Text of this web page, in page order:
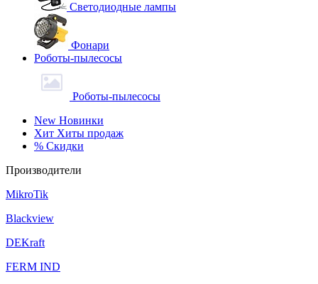
Светодиодные лампы
Фонари
Роботы-пылесосы
Роботы-пылесосы
New Новинки
Хит Хиты продаж
% Скидки
Производители
MikroTik
Blackview
DEKraft
FERM IND